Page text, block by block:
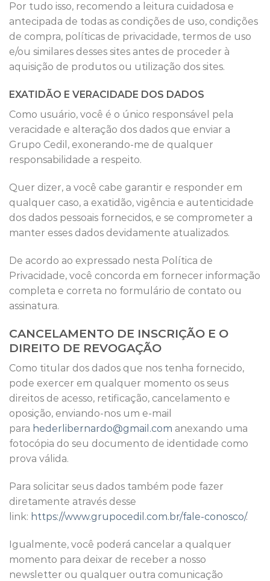
Por tudo isso, recomendo a leitura cuidadosa e
antecipada de todas as condições de uso, condições
de compra, políticas de privacidade, termos de uso
e/ou similares desses sites antes de proceder à
aquisição de produtos ou utilização dos sites.
EXATIDÃO E VERACIDADE DOS DADOS
Como usuário, você é o único responsável pela
veracidade e alteração dos dados que enviar a
Grupo Cedil, exonerando-me de qualquer
responsabilidade a respeito.
Quer dizer, a você cabe garantir e responder em
qualquer caso, a exatidão, vigência e autenticidade
dos dados pessoais fornecidos, e se comprometer a
manter esses dados devidamente atualizados.
De acordo ao expressado nesta Política de
Privacidade, você concorda em fornecer informação
completa e correta no formulário de contato ou
assinatura.
CANCELAMENTO DE INSCRIÇÃO E O
DIREITO DE REVOGAÇÃO
Como titular dos dados que nos tenha fornecido,
pode exercer em qualquer momento os seus
direitos de acesso, retificação, cancelamento e
oposição, enviando-nos um e-mail
para hederlibernardo@gmail.com anexando uma
fotocópia do seu documento de identidade como
prova válida.
Para solicitar seus dados também pode fazer
diretamente através desse
link: https://www.grupocedil.com.br/fale-conosco/.
Igualmente, você poderá cancelar a qualquer
momento para deixar de receber a nosso
newsletter ou qualquer outra comunicação